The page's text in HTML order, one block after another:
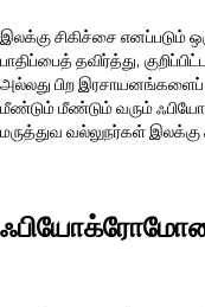
இலக்கு சிகிச்சை எனப்படும்
பாதிப்பைத் தவிர்த்து,
அல்லது பிற இரசாயனங்களைப்
மீண்டும் மீண்டும் வரும்
மருத்துவ வல்லுநர்கள்